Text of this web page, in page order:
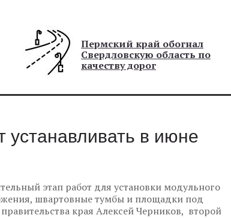
Пермский край обогнал
Свердловскую область по
качеству дорог
устанавливать в июне
этап работ для установки модульного
швартовные тумбы и площадки под
края Алексей Черников, второй